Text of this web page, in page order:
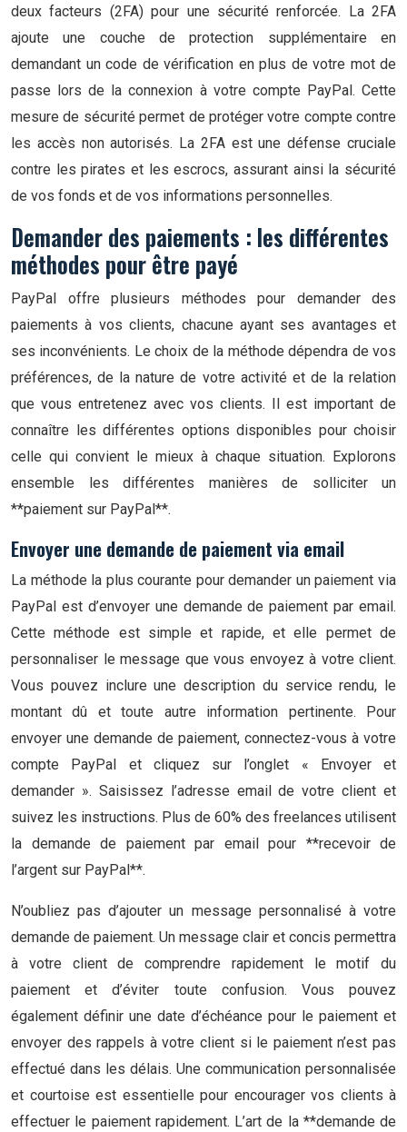
deux facteurs (2FA) pour une sécurité renforcée. La 2FA
ajoute une couche de protection supplémentaire en
demandant un code de vérification en plus de votre mot de
passe lors de la connexion à votre compte PayPal. Cette
mesure de sécurité permet de protéger votre compte contre
les accès non autorisés. La 2FA est une défense cruciale
contre les pirates et les escrocs, assurant ainsi la sécurité
de vos fonds et de vos informations personnelles.
Demander des paiements : les différentes
méthodes pour être payé
PayPal offre plusieurs méthodes pour demander des
paiements à vos clients, chacune ayant ses avantages et
ses inconvénients. Le choix de la méthode dépendra de vos
préférences, de la nature de votre activité et de la relation
que vous entretenez avec vos clients. Il est important de
connaître les différentes options disponibles pour choisir
celle qui convient le mieux à chaque situation. Explorons
ensemble les différentes manières de solliciter un
**paiement sur PayPal**.
Envoyer une demande de paiement via email
La méthode la plus courante pour demander un paiement via
PayPal est d’envoyer une demande de paiement par email.
Cette méthode est simple et rapide, et elle permet de
personnaliser le message que vous envoyez à votre client.
Vous pouvez inclure une description du service rendu, le
montant dû et toute autre information pertinente. Pour
envoyer une demande de paiement, connectez-vous à votre
compte PayPal et cliquez sur l’onglet « Envoyer et
demander ». Saisissez l’adresse email de votre client et
suivez les instructions. Plus de 60% des freelances utilisent
la demande de paiement par email pour **recevoir de
l’argent sur PayPal**.
N’oubliez pas d’ajouter un message personnalisé à votre
demande de paiement. Un message clair et concis permettra
à votre client de comprendre rapidement le motif du
paiement et d’éviter toute confusion. Vous pouvez
également définir une date d’échéance pour le paiement et
envoyer des rappels à votre client si le paiement n’est pas
effectué dans les délais. Une communication personnalisée
et courtoise est essentielle pour encourager vos clients à
effectuer le paiement rapidement. L’art de la **demande de